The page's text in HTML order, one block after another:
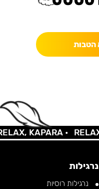
הטבות
KAPARA • RELAX,
נרגילות
נרגילות רוסיות